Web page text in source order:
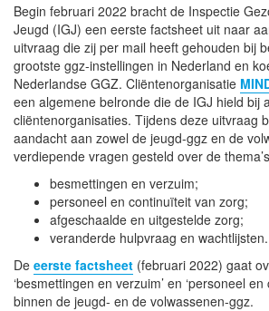
Begin februari 2022 bracht de Inspectie
Jeugd (IGJ) een eerste factsheet uit naar
uitvraag die zij per mail heeft gehouden bij
grootste ggz-instellingen in Nederland en
Nederlandse GGZ. Cliëntenorganisatie
een algemene belronde die de IGJ hield bij
cliëntenorganisaties. Tijdens deze uitvraag
aandacht aan zowel de jeugd-ggz en de
verdiepende vragen gesteld over de
besmettingen en verzuim;
personeel en continuïteit van zorg;
afgeschaalde en uitgestelde zorg;
veranderde hulpvraag en wachtlijsten.
De eerste factsheet (februari 2022) gaat
‘besmettingen en verzuim’ en ‘personeel
binnen de jeugd- en de volwassenen-ggz.